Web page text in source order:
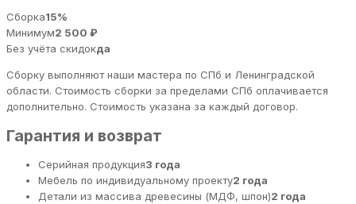
Сборка15%
Минимум2 500 ₽
Без учёта скидокда
Сборку выполняют наши мастера по СПб и Ленинградской
области. Стоимость сборки за пределами СПб оплачивается
дополнительно. Стоимость указана за каждый договор.
Гарантия и возврат
Серийная продукция3 года
Мебель по индивидуальному проекту2 года
Детали из массива древесины (МДФ, шпон)2 года